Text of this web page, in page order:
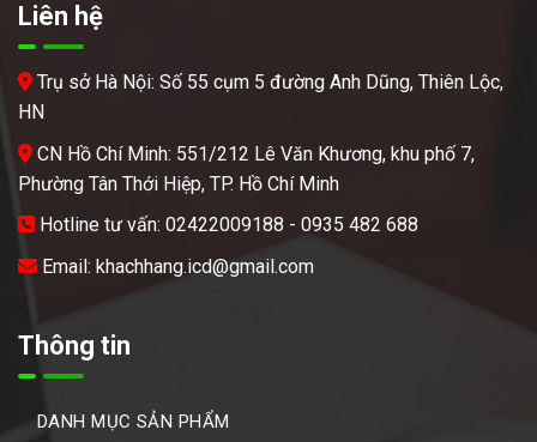
Liên hệ
Trụ sở Hà Nội: Số 55 cụm 5 đường Anh Dũng, Thiên Lộc,
HN
CN Hồ Chí Minh: 551/212 Lê Văn Khương, khu phố 7,
Phường Tân Thới Hiệp, TP. Hồ Chí Minh
Hotline tư vấn: 02422009188 - 0935 482 688
Email: khachhang.icd@gmail.com
Thông tin
DANH MỤC SẢN PHẨM